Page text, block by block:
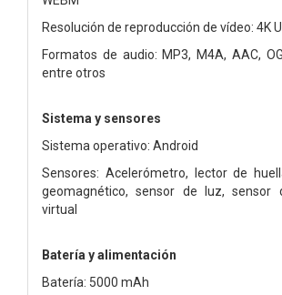
Resolución de reproducción de vídeo: 4K
Formatos de audio: MP3, M4A, AAC,
entre otros
Sistema y sensores
Sistema operativo: Android
Sensores: Acelerómetro, lector de
geomagnético, sensor de luz, sensor
virtual
Batería y alimentación
Batería: 5000 mAh